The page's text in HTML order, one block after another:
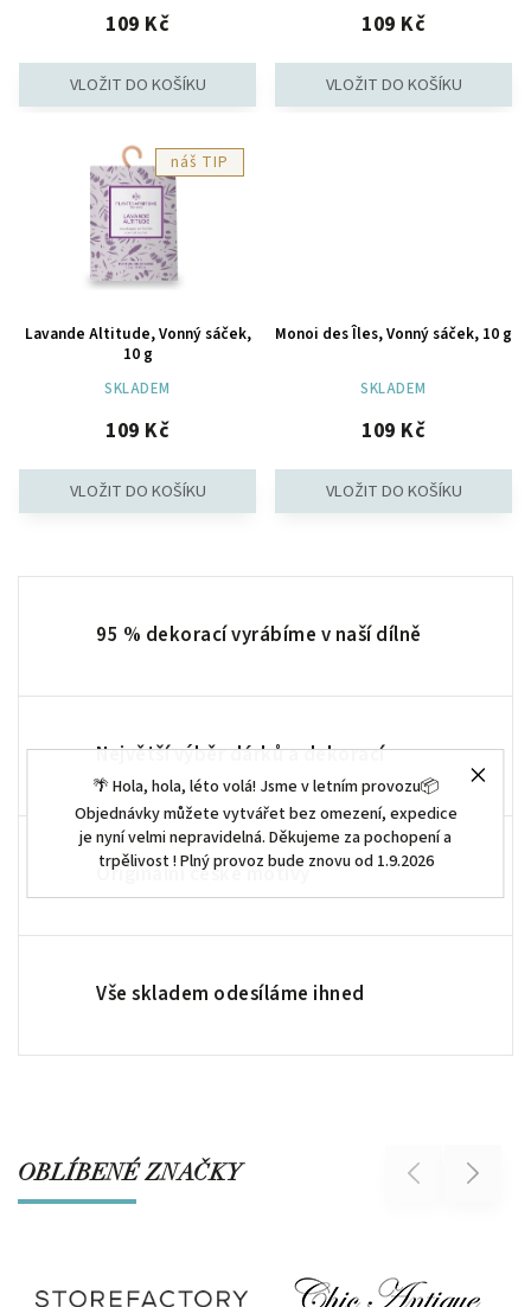
🌴 Hola, hola, léto volá! Jsme v letním provozu📦
Objednávky můžete vytvářet bez omezení, expedice
je nyní velmi nepravidelná. Děkujeme za pochopení a
trpělivost ! Plný provoz bude znovu od 1.9.2026
109 Kč 109 Kč
TIP
Lavande Altitude, Vonný sáček,
10 g
SKLADEM
109 Kč
Monoi des Îles, Vonný sáček, 10 g
SKLADEM
109 Kč
95 % dekorací vyrábíme v naší dílně
Největší výběr dárků a dekorací
Originální české motivy
Vše skladem odesíláme ihned
OBLÍBENÉ ZNAČKY Previous Next